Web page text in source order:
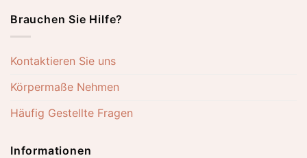
Brauchen Sie Hilfe?
Kontaktieren Sie uns
Körpermaße Nehmen
Häufig Gestellte Fragen
Informationen